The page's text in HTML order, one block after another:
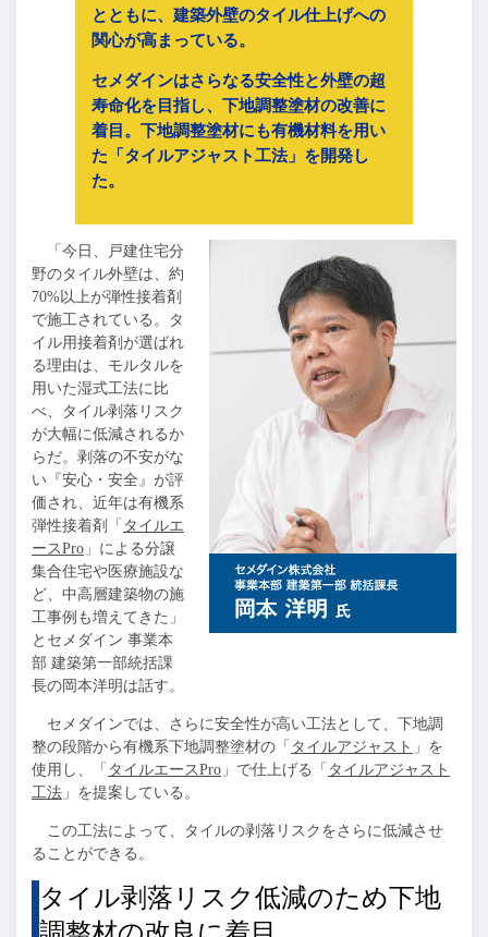
とともに、建築外壁のタイル仕上げへの
関心が高まっている。
セメダインはさらなる安全性と外壁の超
寿命化を目指し、下地調整塗材の改善に
着目。下地調整塗材にも有機材料を用い
た「タイルアジャスト工法」を開発し
た。
「今日、戸建住宅分
野のタイル外壁は、約
70%以上が弾性接着剤
で施工されている。タ
イル用接着剤が選ばれ
る理由は、モルタルを
用いた湿式工法に比
べ、タイル剥落リスク
が大幅に低減されるか
らだ。剥落の不安がな
い『安心・安全』が評
価され、近年は有機系
弾性接着剤「 タイルエ
ースPro 」による分譲
集合住宅や医療施設な
ど、中高層建築物の施
工事例も増えてきた」
とセメダイン 事業本
部 建築第一部統括課
長の岡本洋明は話す。
セメダインでは、さらに安全性が高い工法として、下地調
整の段階から有機系下地調整塗材の「 タイルアジャスト 」を
使用し、「 タイルエースPro 」で仕上げる「 タイルアジャスト
工法 」を提案している。
この工法によって、タイルの剥落リスクをさらに低減させ
ることができる。
タイル剥落リスク低減のため下地